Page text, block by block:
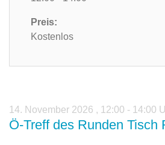
Preis:
Kostenlos
14. November 2026 , 12:00 - 14:00
Ö-Treff des Runden Tisch